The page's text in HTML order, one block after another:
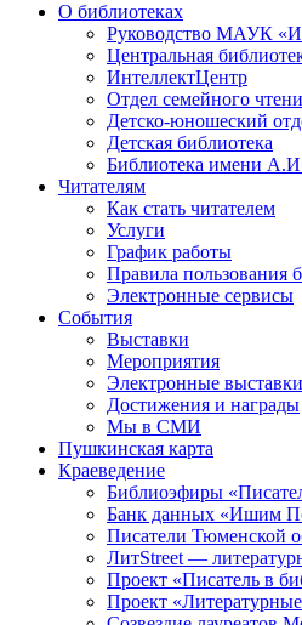
О библиотеках
Руководство МАУК
Центральная
ИнтеллектЦентр
Отдел семейного
Детско-юношеский
Детская библиотека
Библиотека имени
Читателям
Как стать читателем
Услуги
График работы
Правила пользования
Электронные сервисы
События
Выставки
Мероприятия
Электронные выставки
Достижения и награды
Мы в СМИ
Пушкинская карта
Краеведение
Библиоэфиры
Банк данных «Ишим
Писатели Тюменской
ЛитStreet —
Проект «Писатель в
Проект